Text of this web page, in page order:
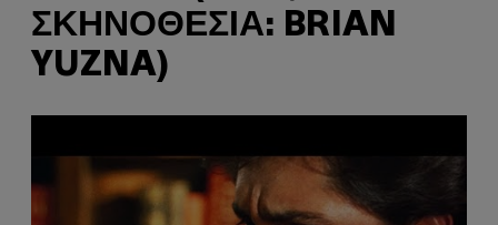
ΣΚΗΝΟΘΕΣΊΑ: BRIAN
YUZNA)
v